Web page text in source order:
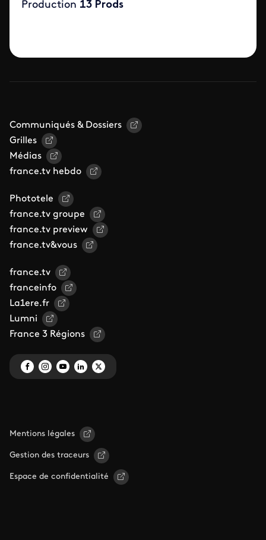
Production 13 Prods
Communiqués & Dossiers
Grilles
Médias
france.tv hebdo
Phototele
france.tv groupe
france.tv preview
france.tv&vous
france.tv
franceinfo
La1ere.fr
Lumni
France 3 Régions
Mentions légales
Gestion des traceurs
Espace de confidentialité